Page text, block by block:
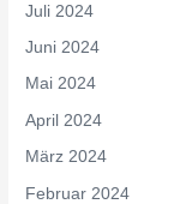
Juli 2024
Juni 2024
Mai 2024
April 2024
März 2024
Februar 2024